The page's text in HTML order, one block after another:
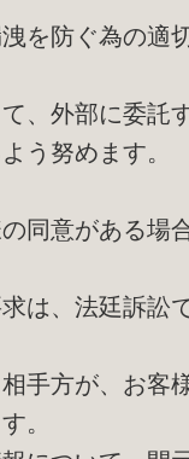
を防ぐ為の適
、外部に委託
う努めます。
同意がある場
は、法廷訴訟
手方が、お客
。